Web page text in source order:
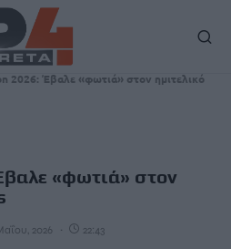
2026: Έβαλε «φωτιά» στον ημιτελικό
«φωτιά» στον
2026 22:43